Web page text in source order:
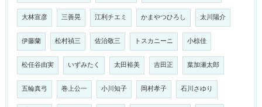
大林宣彦 三善晃 江利チエミ かまやつひろし 太川陽介
伊藤蘭 松村禎三 佐治敬三 トスカニーニ 小椋佳
松任谷由実 いずみたく 太田裕美 吉田正 葉加瀬太郎
五輪真弓 巻上公一 小川知子 岡村孝子 石川さゆり